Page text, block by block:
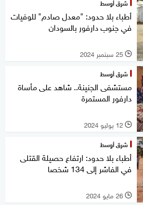
شرق أوسط
أطباء بلا حدود: "معدل صادم" للوفيات
في جنوب دارفور بالسودان
l 25 سبتمبر 2024
شرق أوسط
مستشفى الجنينة.. شاهد على مأساة
دارفور المستمرة
l 12 يوليو 2024
شرق أوسط
أطباء بلا حدود: ارتفاع حصيلة القتلى
في الفاشر إلى 134 شخصا
l 26 مايو 2024